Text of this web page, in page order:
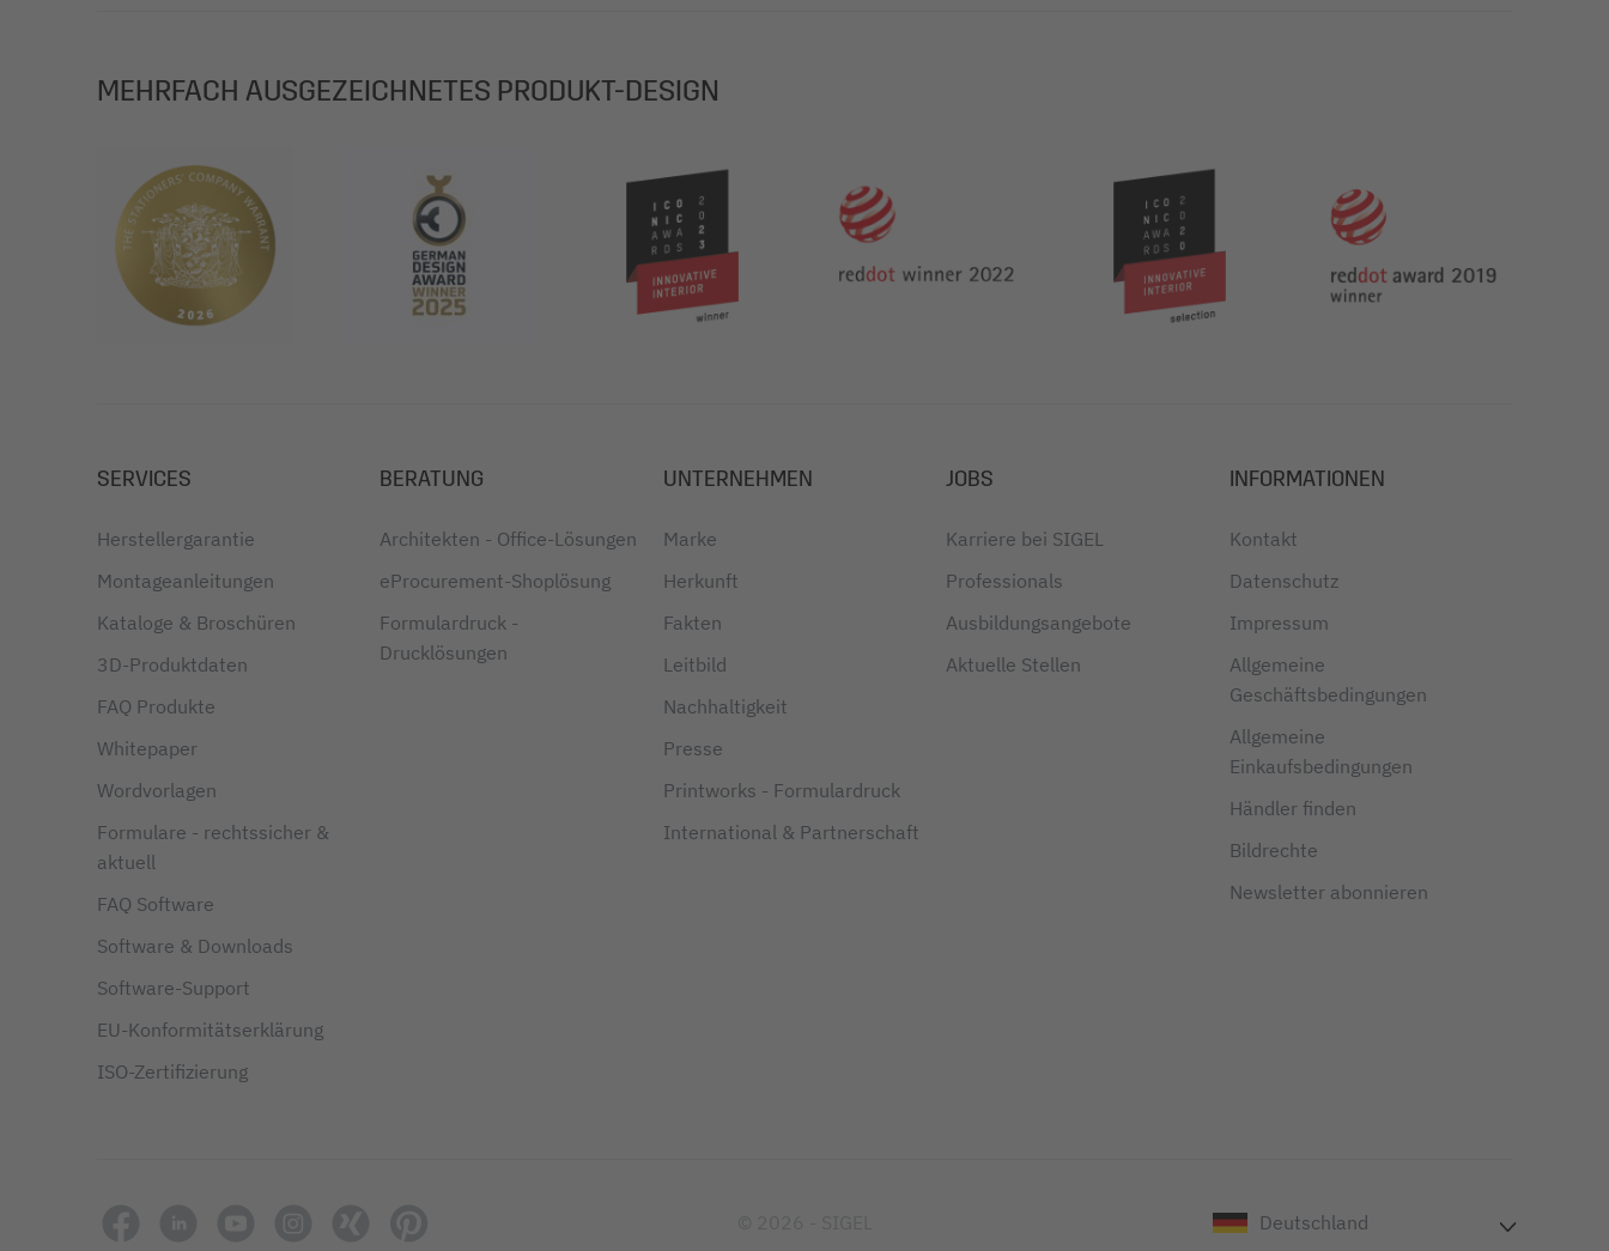
MEHRFACH AUSGEZEICHNETES PRODUKT-DESIGN
SERVICES
Herstellergarantie
Montageanleitungen
Kataloge & Broschüren
3D-Produktdaten
FAQ Produkte
Whitepaper
Wordvorlagen
Formulare - rechtssicher &
aktuell
FAQ Software
Software & Downloads
Software-Support
EU-Konformitätserklärung
ISO-Zertifizierung
BERATUNG
Architekten - Office-Lösungen
eProcurement-Shoplösung
Formulardruck -
Drucklösungen
UNTERNEHMEN
Marke
Herkunft
Fakten
Leitbild
Nachhaltigkeit
Presse
Printworks - Formulardruck
International & Partnerschaft
JOBS
Karriere bei SIGEL
Professionals
Ausbildungsangebote
Aktuelle Stellen
INFORMATIONEN
Kontakt
Datenschutz
Impressum
Allgemeine
Geschäftsbedingungen
Allgemeine
Einkaufsbedingungen
Händler finden
Bildrechte
Newsletter abonnieren
Deutschland